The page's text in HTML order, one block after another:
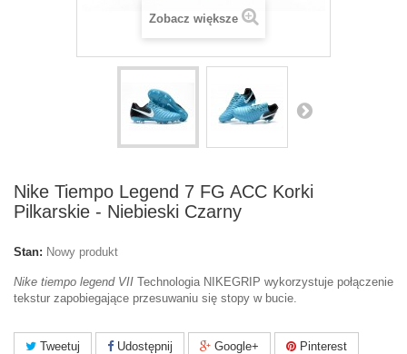
Zobacz większe
Nike Tiempo Legend 7 FG ACC Korki
Pilkarskie - Niebieski Czarny
Stan: Nowy produkt
Nike tiempo legend VII Technologia NIKEGRIP wykorzystuje połączenie
tekstur zapobiegające przesuwaniu się stopy w bucie.
Tweetuj Udostępnij Google+ Pinterest